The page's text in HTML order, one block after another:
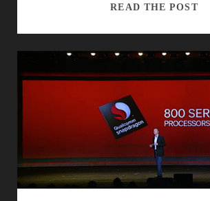
READ THE POST스
래
곤
얹
은
티
머